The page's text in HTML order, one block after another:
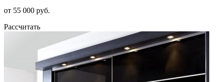
от 55 000 руб.
Рассчитать